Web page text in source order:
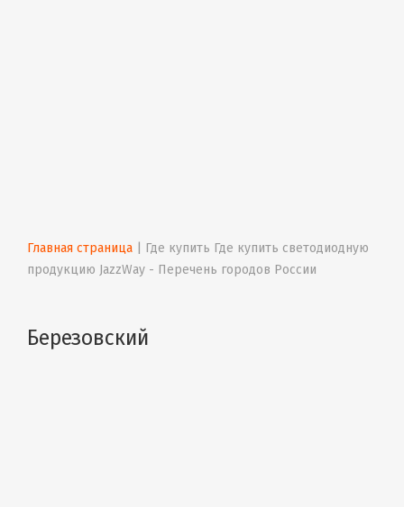
Главная страница
Где купить Где купить светодиодную
продукцию JazzWay - Перечень городов России
Березовский